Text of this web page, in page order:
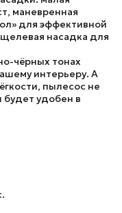
маневренная
для эффективной
насадка для
чёрных тонах
интерьеру. А
пылесос не
будет удобен в